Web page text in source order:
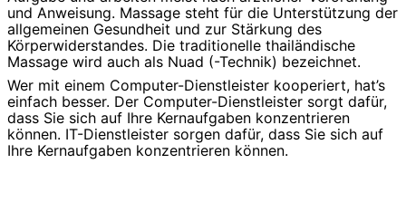
und Anweisung. Massage steht für die Unterstützung der
allgemeinen Gesundheit und zur Stärkung des
Körperwiderstandes. Die traditionelle thailändische
Massage wird auch als Nuad (-Technik) bezeichnet.
Wer mit einem Computer-Dienstleister kooperiert, hat’s
einfach besser. Der Computer-Dienstleister sorgt dafür,
dass Sie sich auf Ihre Kernaufgaben konzentrieren
können. IT-Dienstleister sorgen dafür, dass Sie sich auf
Ihre Kernaufgaben konzentrieren können.